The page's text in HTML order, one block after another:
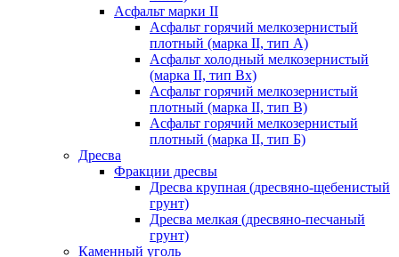
Асфальт марки II
Асфальт горячий мелкозернистый
плотный (марка II, тип А)
Асфальт холодный мелкозернистый
(марка II, тип Вх)
Асфальт горячий мелкозернистый
плотный (марка II, тип В)
Асфальт горячий мелкозернистый
плотный (марка II, тип Б)
Дресва
Фракции дресвы
Дресва крупная (дресвяно-щебенистый
грунт)
Дресва мелкая (дресвяно-песчаный
грунт)
Каменный уголь